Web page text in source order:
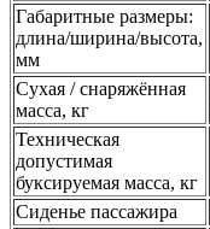
Габаритные размеры:
длина/ширина/высота,
мм
Сухая / снаряжённая
масса, кг
Техническая
допустимая
буксируемая масса, кг
Сиденье пассажира